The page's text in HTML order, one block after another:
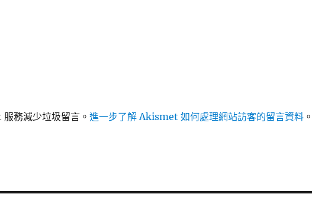
務減少垃圾留言。進一步了解 Akismet 如何處理網站訪客的留言資料 。